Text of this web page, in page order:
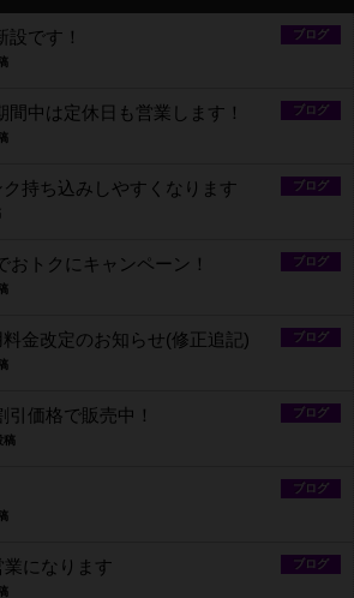
ブログ
です！
ブログ
間中は定休日も営業します！
ブログ
持ち込みしやすくなります
ブログ
おトクにキャンペーン！
ブログ
金改定のお知らせ(修正追記)
ブログ
価格で販売中！
稿
ブログ
ブログ
になります